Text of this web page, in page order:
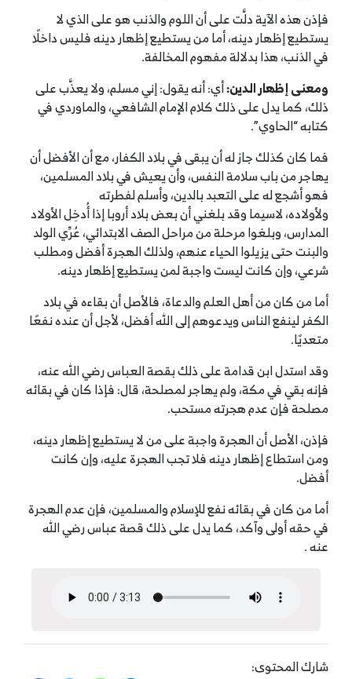
فإذن هذه الآية دلَّت على أن اللوم والذنب هو على الذي لا
يستطيع إظهار دينه، أما من يستطيع إظهار دينه فليس داخلًا
في الذنب، هذا بدلالة مفهوم المخالفة.
ومعنى إظهار الدين:أي: أنه يقول: إني مسلم، ولا يعذَّب على
ذلك، كما يدل على ذلك كلام الإمام الشافعي، والماوردي في
كتابه “الحاوي”.
فما كان كذلك جاز له أن يبقى في بلاد الكفار، مع أن الأفضل أن
يهاجر من باب سلامة النفس، وأن يعيش في بلاد المسلمين،
فهو أشجع له على التعبد بالدين، وأسلم لفطرته
ولأولاده،لاسيما وقد بلغني أن بعض بلاد أروبا إذا أُدخِل الأولاد
المدارس، وبلغوا مرحلة من مراحل الصف الابتدائي، عُرِّي الولد
والبنت حتى يزيلوا الحياء عنهم، ولذلك الهجرة أفضل ومطلب
شرعي، وإن كانت ليست واجبة لمن يستطيع إظهار دينه.
أما من كان من أهل العلم والدعاة، فالأصل أن بقاءه في بلاد
الكفر لينفع الناس ويدعوهم إلى الله أفضل، لأجل أن عنده نفعًا
متعديًا.
وقد استدل ابن قدامة على ذلك بقصة العباس رضي الله عنه،
فإنه بقي في مكة، ولم يهاجر لمصلحة، قال: فإذا كان في بقائه
مصلحة فإن عدم هجرته مستحب.
فإذن، الأصل أن الهجرة واجبة على من لا يستطيع إظهار دينه،
ومن استطاع إظهار دينه فلا تجب الهجرة عليه، وإن كانت
أفضل.
أما من كان في بقائه نفع للإسلام والمسلمين، فإن عدم الهجرة
في حقه أولى وآكد، كما يدل على ذلك قصة عباس رضي الله
عنه .
شارك المحتوى: